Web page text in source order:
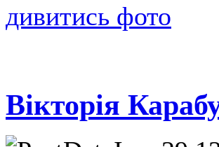
дивитись фото
Вікторія